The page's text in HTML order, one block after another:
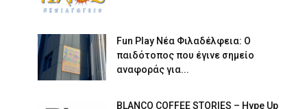
Fun Play Νέα Φιλαδέλφεια: Ο
παιδότοπος που έγινε σημείο
αναφοράς για...
BLANCO COFFEE STORIES – Hype Up